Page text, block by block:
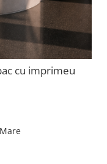
cu imprimeu